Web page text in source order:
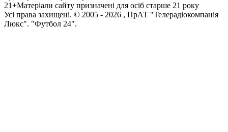
21+Матеріали сайту призначені для осіб старше 21 року
Усi права захищенi. © 2005 - 2026 , ПрАТ "Телерадіокомпанія
Люкс". "Футбол 24".